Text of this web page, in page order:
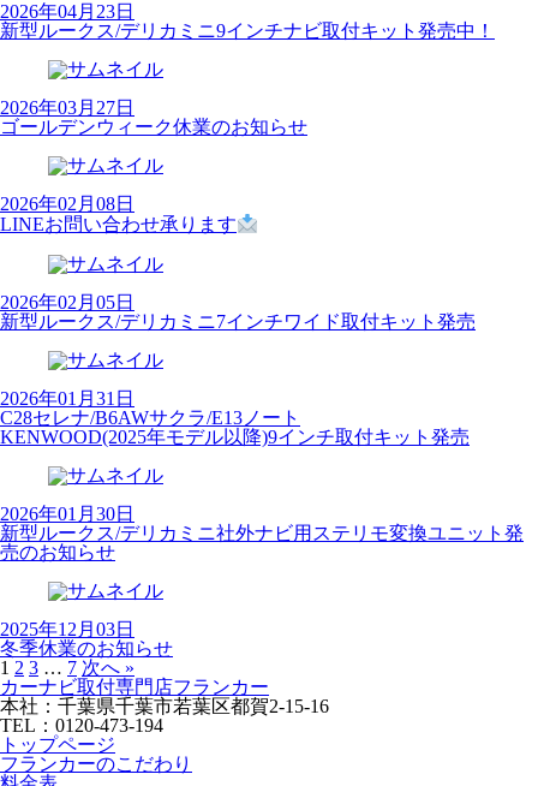
2026年04月23日
新型ルークス/デリカミニ9インチナビ取付キット発売中！
2026年03月27日
ゴールデンウィーク休業のお知らせ
2026年02月08日
LINEお問い合わせ承ります
2026年02月05日
新型ルークス/デリカミニ7インチワイド取付キット発売
2026年01月31日
C28セレナ/B6AWサクラ/E13ノート
KENWOOD(2025年モデル以降)9インチ取付キット発売
2026年01月30日
新型ルークス/デリカミニ社外ナビ用ステリモ変換ユニット発
売のお知らせ
2025年12月03日
冬季休業のお知らせ
1 2 3 … 7 次へ »
カーナビ取付専⾨店フランカー
本社：千葉県千葉市若葉区都賀2-15-16
TEL：0120-473-194
トップページ
フランカーのこだわり